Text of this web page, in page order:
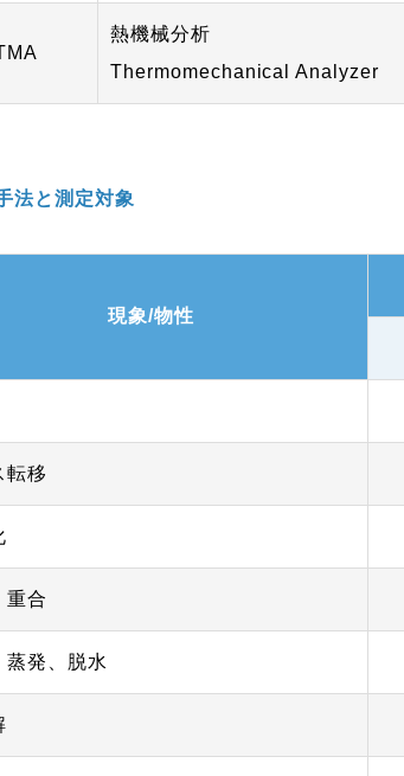
熱機械分析
Thermomechanical Analyzer
法と測定対象
現象/物性
転移
重合
蒸発、脱水